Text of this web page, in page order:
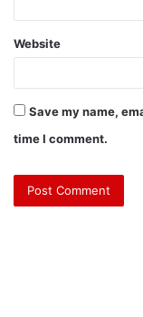
Website
Save my name,
time I comment.